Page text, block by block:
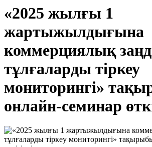
«2025 жылғы 1
жартыжылдығына
коммерциялық
тұлғаларды тіркеу
мониторингі»
онлайн-семинар